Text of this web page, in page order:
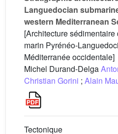
Languedocian
western Mediterranean
[Architecture
marin Pyrénéo-
Méditerranée occidentale]
Michel Durand-Delga
Christian Gorini ; Alain
Tectonique